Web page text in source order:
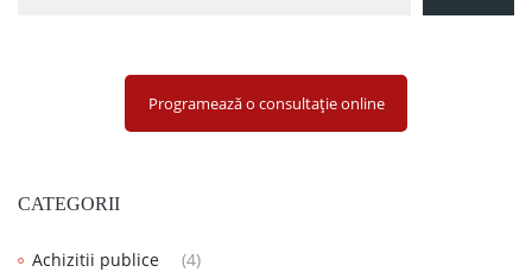
Programează o consultație online
CATEGORII
Achizitii publice
(4)